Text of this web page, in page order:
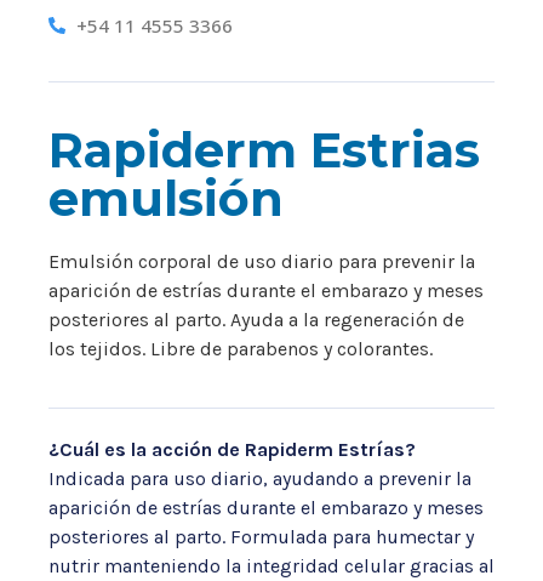
+54 11 4555 3366
Rapiderm Estrias
emulsión
Emulsión corporal de uso diario para prevenir la
aparición de estrías durante el embarazo y meses
posteriores al parto. Ayuda a la regeneración de
los tejidos. Libre de parabenos y colorantes.
¿Cuál es la acción de Rapiderm Estrías?
Indicada para uso diario, ayudando a prevenir la
aparición de estrías durante el embarazo y meses
posteriores al parto. Formulada para humectar y
nutrir manteniendo la integridad celular gracias al